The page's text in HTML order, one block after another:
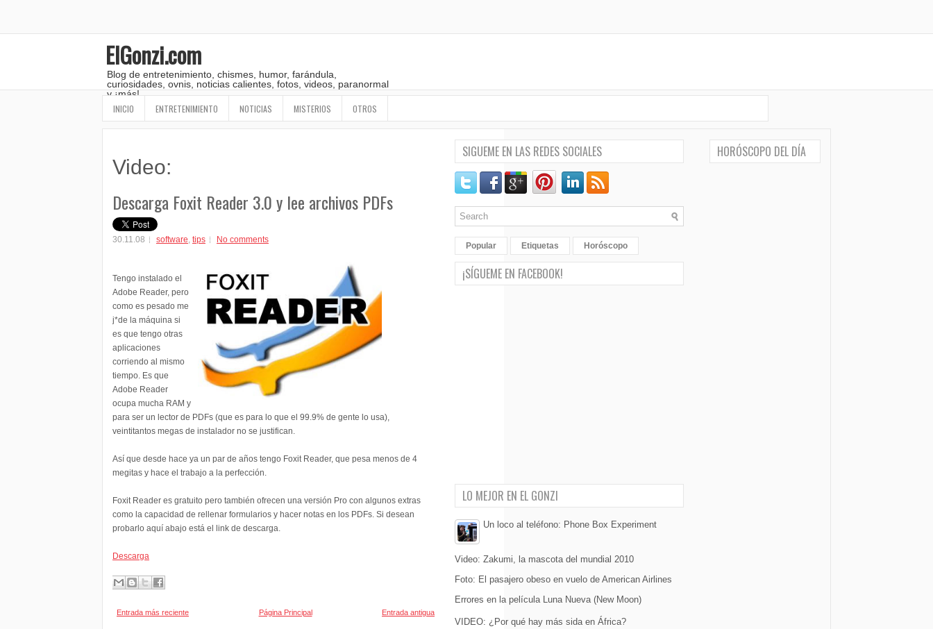
ElGonzi.com
Blog de entretenimiento, chismes, humor, farándula,
curiosidades, ovnis, noticias calientes, fotos, videos, paranormal
y ¡más!
INICIO ENTRETENIMIENTO NOTICIAS MISTERIOS OTROS
Video:
Descarga Foxit Reader 3.0 y lee archivos PDFs
30.11.08 software, tips No comments
Tengo instalado el
Adobe Reader, pero
como es pesado me
j*de la máquina si
es que tengo otras
aplicaciones
corriendo al mismo
tiempo. Es que
Adobe Reader
ocupa mucha RAM y
para ser un lector de PDFs (que es para lo que el 99.9% de gente lo usa),
veintitantos megas de instalador no se justifican.
Así que desde hace ya un par de años tengo Foxit Reader, que pesa menos de 4
megitas y hace el trabajo a la perfección.
Foxit Reader es gratuito pero también ofrecen una versión Pro con algunos extras
como la capacidad de rellenar formularios y hacer notas en los PDFs. Si desean
probarlo aquí abajo está el link de descarga.
Descarga
Entrada más reciente Entrada antigua
Página Principal
SIGUEME EN LAS REDES SOCIALES
Popular Etiquetas Horóscopo
¡SÍGUEME EN FACEBOOK!
LO MEJOR EN EL GONZI
Un loco al teléfono: Phone Box Experiment
Video: Zakumi, la mascota del mundial 2010
Foto: El pasajero obeso en vuelo de American Airlines
Errores en la película Luna Nueva (New Moon)
VIDEO: ¿Por qué hay más sida en África?
HORÓSCOPO DEL DÍA